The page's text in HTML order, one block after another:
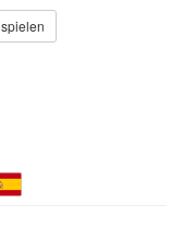
spielen